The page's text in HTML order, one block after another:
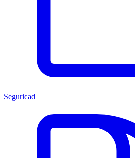
Seguridad